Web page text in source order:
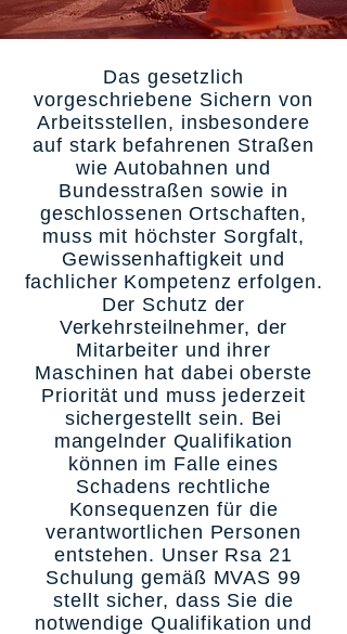
Das gesetzlich
vorgeschriebene Sichern von
Arbeitsstellen, insbesondere
auf stark befahrenen Straßen
wie Autobahnen und
Bundesstraßen sowie in
geschlossenen Ortschaften,
muss mit höchster Sorgfalt,
Gewissenhaftigkeit und
fachlicher Kompetenz erfolgen.
Der Schutz der
Verkehrsteilnehmer, der
Mitarbeiter und ihrer
Maschinen hat dabei oberste
Priorität und muss jederzeit
sichergestellt sein. Bei
mangelnder Qualifikation
können im Falle eines
Schadens rechtliche
Konsequenzen für die
verantwortlichen Personen
entstehen. Unser Rsa 21
Schulung gemäß MVAS 99
stellt sicher, dass Sie die
notwendige Qualifikation und